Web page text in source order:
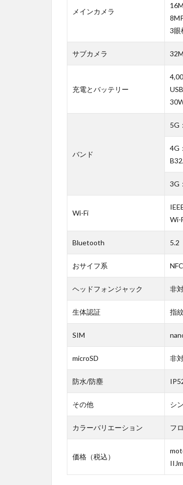
メインカメラ
3眼
サブカメラ
充電とバッテリー
バンド
5G
4G
3G
Wi-Fi
Wi-
Bluetooth 5.2
おサイフ系
ヘッドフォンジャック 非
生体認証 指
SIM
microSD 非
防水/防塵
その他 シ
カラーバリエーション フ
価格（税込）